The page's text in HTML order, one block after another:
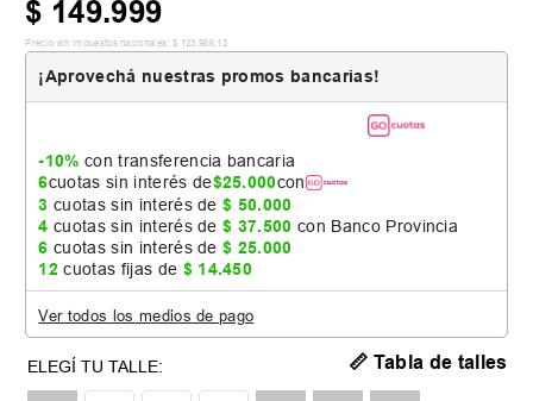
$ 149.999
Precio sin impuestos nacionales: $ 123 .966,12
¡Aprovechá nuestras promos bancarias!
-10% con transferencia bancaria
6cuotas sin interés de$25.000con
3 cuotas sin interés de$ 50.000
4 cuotas sin interés de$ 37.500 con Banco Provincia
6 cuotas sin interés de$ 25.000
12 cuotas fijas de $ 14.450
Ver todos los medios de pago
📏 Tabla de talles